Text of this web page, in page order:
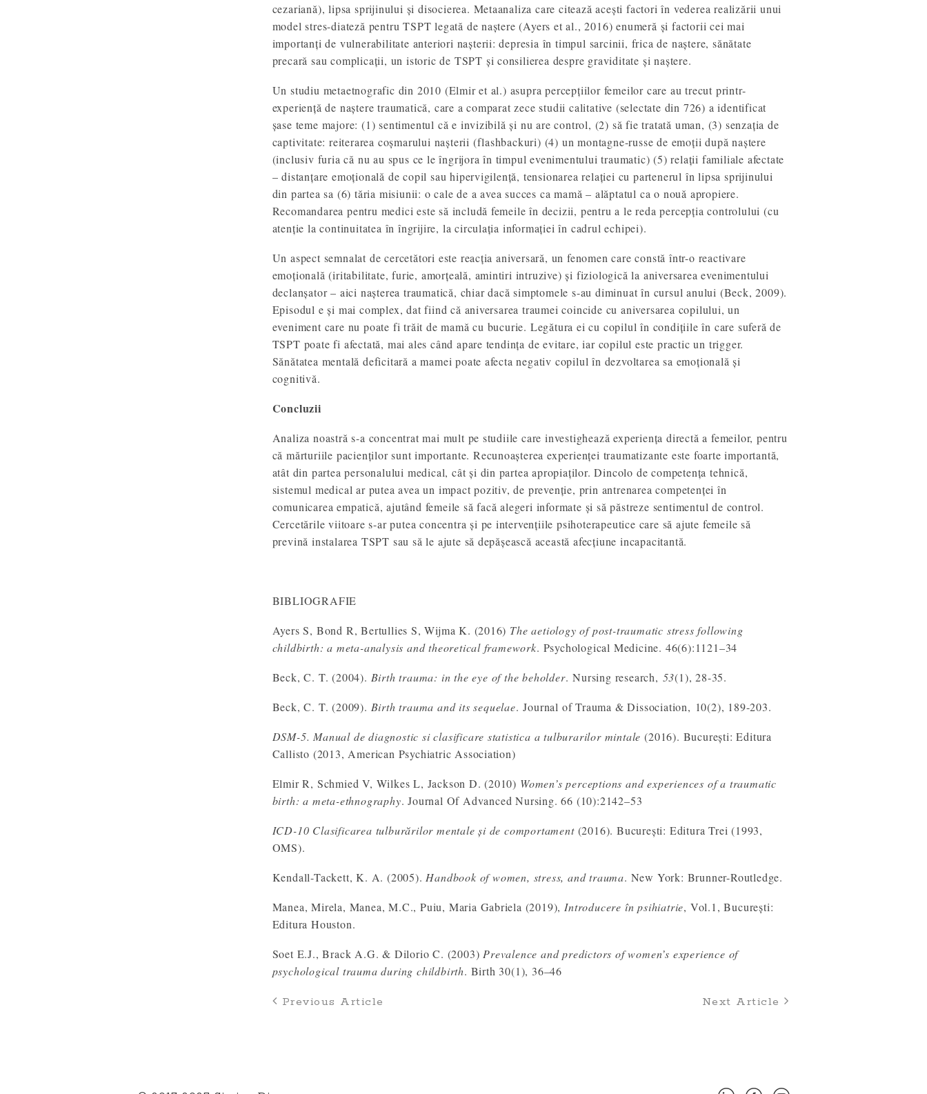
cezariană), lipsa sprijinului și disocierea. Metaanaliza care citează acești factori în vederea realizării unui
model stres-diateză pentru TSPT legată de naștere (Ayers et al., 2016) enumeră și factorii cei mai
importanți de vulnerabilitate anteriori nașterii: depresia în timpul sarcinii, frica de naștere, sănătate
precară sau complicații, un istoric de TSPT și consilierea despre graviditate și naștere.
Un studiu metaetnografic din 2010 (Elmir et al.) asupra percepțiilor femeilor care au trecut printr-
experiență de naștere traumatică, care a comparat zece studii calitative (selectate din 726) a identificat
șase teme majore: (1) sentimentul că e invizibilă și nu are control, (2) să fie tratată uman, (3) senzația de
captivitate: reiterarea coșmarului nașterii (flashbackuri) (4) un montagne-russe de emoții după naștere
(inclusiv furia că nu au spus ce le îngrijora în timpul evenimentului traumatic) (5) relații familiale afectate
– distanțare emoțională de copil sau hipervigilență, tensionarea relației cu partenerul în lipsa sprijinului
din partea sa (6) tăria misiunii: o cale de a avea succes ca mamă – alăptatul ca o nouă apropiere.
Recomandarea pentru medici este să includă femeile în decizii, pentru a le reda percepția controlului (cu
atenție la continuitatea în îngrijire, la circulația informației în cadrul echipei).
Un aspect semnalat de cercetători este reacția aniversară, un fenomen care constă într-o reactivare
emoțională (iritabilitate, furie, amorțeală, amintiri intruzive) și fiziologică la aniversarea evenimentului
declanșator – aici nașterea traumatică, chiar dacă simptomele s-au diminuat în cursul anului (Beck, 2009).
Episodul e și mai complex, dat fiind că aniversarea traumei coincide cu aniversarea copilului, un
eveniment care nu poate fi trăit de mamă cu bucurie. Legătura ei cu copilul în condițiile în care suferă de
TSPT poate fi afectată, mai ales când apare tendința de evitare, iar copilul este practic un trigger.
Sănătatea mentală deficitară a mamei poate afecta negativ copilul în dezvoltarea sa emoțională și
cognitivă.
Concluzii
Analiza noastră s-a concentrat mai mult pe studiile care investighează experiența directă a femeilor, pentru
că mărturiile pacienților sunt importante. Recunoașterea experienței traumatizante este foarte importantă,
atât din partea personalului medical, cât și din partea apropiaților. Dincolo de competența tehnică,
sistemul medical ar putea avea un impact pozitiv, de prevenție, prin antrenarea competenței în
comunicarea empatică, ajutând femeile să facă alegeri informate și să păstreze sentimentul de control.
Cercetările viitoare s-ar putea concentra și pe intervențiile psihoterapeutice care să ajute femeile să
prevină instalarea TSPT sau să le ajute să depășească această afecțiune incapacitantă.
BIBLIOGRAFIE
Ayers S, Bond R, Bertullies S, Wijma K. (2016) The aetiology of post-traumatic stress following
childbirth: a meta-analysis and theoretical framework. Psychological Medicine. 46(6):1121–34
Beck, C. T. (2004). Birth trauma: in the eye of the beholder. Nursing research, 53(1), 28-35.
Beck, C. T. (2009). Birth trauma and its sequelae. Journal of Trauma & Dissociation, 10(2), 189-203.
DSM-5. Manual de diagnostic si clasificare statistica a tulburarilor mintale (2016). București: Editura
Callisto (2013, American Psychiatric Association)
Elmir R, Schmied V, Wilkes L, Jackson D. (2010) Women’s perceptions and experiences of a traumatic
birth: a meta-ethnography. Journal Of Advanced Nursing. 66 (10):2142–53
ICD-10 Clasificarea tulburărilor mentale și de comportament(2016). București: Editura Trei (1993,
OMS).
Kendall-Tackett, K. A. (2005). Handbook of women, stress, and trauma. New York: Brunner-Routledge.
Manea, Mirela, Manea, M.C., Puiu, Maria Gabriela (2019), Introducere în psihiatrie, Vol.1, București:
Editura Houston.
Soet E.J., Brack A.G. & Dilorio C. (2003) Prevalence and predictors of women’s experience of
psychological trauma during childbirth. Birth 30(1), 36–46
Previous Article Next Article